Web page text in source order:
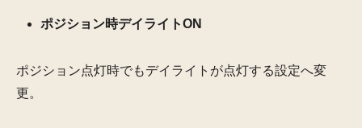
ポジション時デイライトON
ポジション点灯時でもデイライトが点灯する設定へ変
更。